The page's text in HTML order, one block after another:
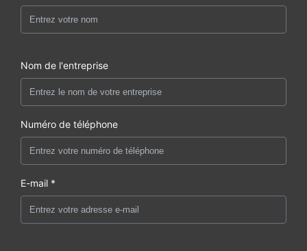
Nom de l'entreprise
Numéro de téléphone
E-mail *